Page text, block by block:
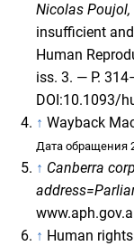
Nicolas Poujol,
insufficient
Human
iss. 3. — P.
DOI :10.1093/
↑ Wayback
Дата обращения
↑ Canberra
↑ Human